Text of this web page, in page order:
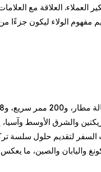
العلاقة مع العلامات
الولاء ليكون جزءًا من
خدمات السفر لتقديم حلول
والصين، ما يعكس